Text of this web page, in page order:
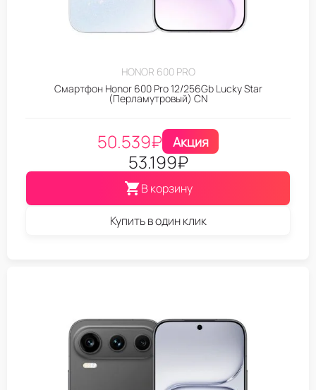
HONOR 600 PRO
Смартфон Honor 600 Pro 12/256Gb Lucky Star
(Перламутровый) CN
50.539₽ Акция
53.199₽
В корзину
Купить в один клик